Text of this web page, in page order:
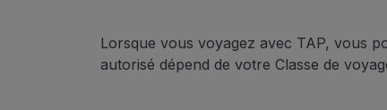
Lorsque vous voyagez avec TAP, vous
autorisé dépend de votre Classe de